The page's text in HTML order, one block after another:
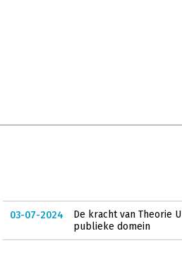
03-07-2024
De kracht van Theorie
publieke domein